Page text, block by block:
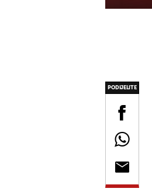
PODIJELITE